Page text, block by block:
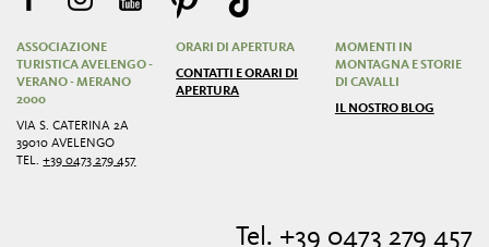
ASSOCIAZIONE
TURISTICA AVELENGO -
VERANO - MERANO
2000
VIA S. CATERINA 2A
39010 AVELENGO
TEL.+39 0473 279 457
ORARI DI APERTURA
CONTATTI E ORARI DI
APERTURA
MOMENTI IN
MONTAGNA E STORIE
DI CAVALLI
IL NOSTRO BLOG
Tel. +39 0473 279 457